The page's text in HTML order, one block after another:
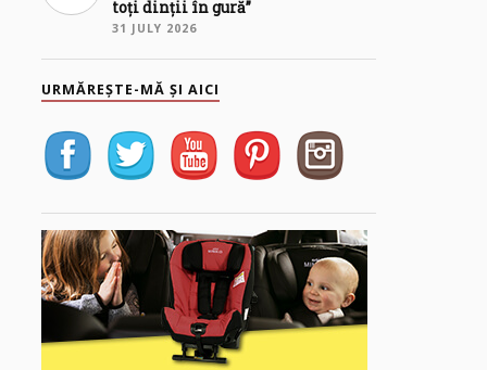
toți dinții în gură”
31 JULY 2026
URMĂREȘTE-MĂ ȘI AICI